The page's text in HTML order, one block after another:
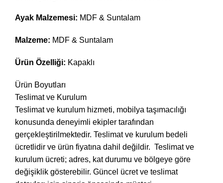
Ayak Malzemesi: MDF & Suntalam
Malzeme: MDF & Suntalam
Ürün Özelliği: Kapaklı
Ürün Boyutları
Teslimat ve Kurulum
Teslimat ve kurulum hizmeti, mobilya taşımacılığı
konusunda deneyimli ekipler tarafından
gerçekleştirilmektedir. Teslimat ve kurulum bedeli
ücretlidir ve ürün fiyatına dahil değildir. ‎ Teslimat ve
kurulum ücreti; adres, kat durumu ve bölgeye göre
değişiklik gösterebilir. Güncel ücret ve teslimat